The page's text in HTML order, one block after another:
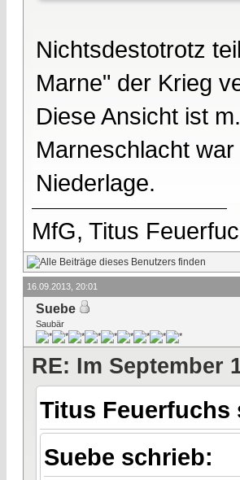
Nichtsdestotrotz
Marne" der Krieg
Diese Ansicht ist
Marneschlacht
Niederlage.
MfG, Titus
16.09.2013, 20:01
Suebe
Saubär
RE: Im September
Titus Feuerfuchs
Suebe schrieb: